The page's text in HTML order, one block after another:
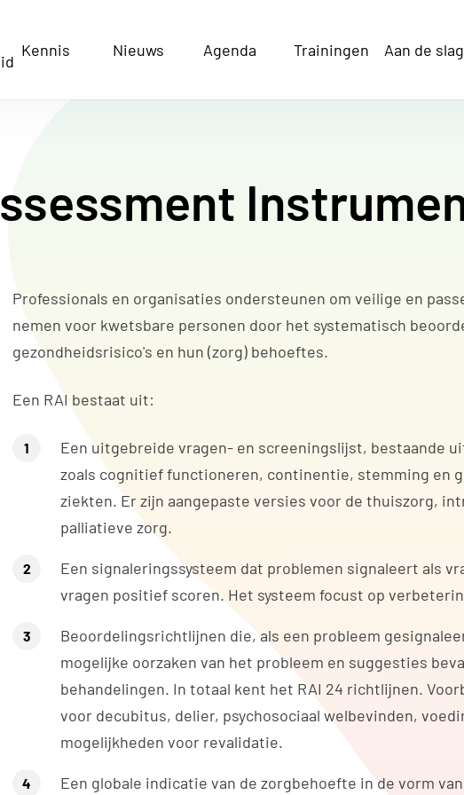
Kennis Nieuws Agenda Trainingen Aan de slag
Professionals en organisaties ondersteunen om veilige en
nemen voor kwetsbare personen door het systematisch
gezondheidsrisico's en hun (zorg) behoeftes.
Een RAI bestaat uit:
Een uitgebreide vragen- en screeningslijst, bestaande
zoals cognitief functioneren, continentie, stemming en
ziekten. Er zijn aangepaste versies voor de thuiszorg,
palliatieve zorg.
Een signaleringssysteem dat problemen signaleert als
vragen positief scoren. Het systeem focust op
Beoordelingsrichtlijnen die, als een probleem
mogelijke oorzaken van het probleem en suggesties
behandelingen. In totaal kent het RAI 24 richtlijnen.
voor decubitus, delier, psychosociaal welbevinden,
mogelijkheden voor revalidatie.
Een globale indicatie van de zorgbehoefte in de vorm